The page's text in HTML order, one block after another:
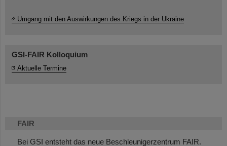
FAIR
Bei GSI entsteht das neue Beschleunigerzentrum FAIR.
Umgang mit den Auswirkungen des Kriegs in der Ukraine
GSI-FAIR Kolloquium
Aktuelle Termine